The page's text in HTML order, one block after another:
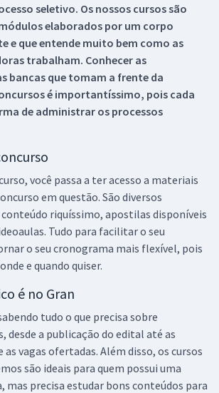
seletivo. Os nossos cursos são
elaborados por um corpo
e que entende muito bem como as
trabalham. Conhecer as
bancas que tomam a frente da
é importantíssimo, pois cada
de administrar os processos
você passa a ter acesso a materiais
em questão. São diversos
riquíssimo, apostilas disponíveis
Tudo para facilitar o seu
o seu cronograma mais flexível, pois
e quando quiser.
é no Gran
tudo o que precisa sobre
desde a publicação do edital até as
vagas ofertadas. Além disso, os cursos
são ideais para quem possui uma
mas precisa estudar bons conteúdos para